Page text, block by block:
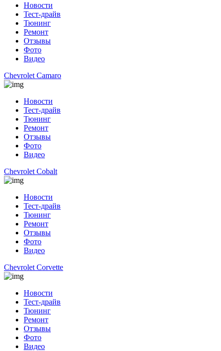
Новости
Тест-драйв
Тюнинг
Ремонт
Отзывы
Фото
Видео
Chevrolet Camaro
Новости
Тест-драйв
Тюнинг
Ремонт
Отзывы
Фото
Видео
Chevrolet Cobalt
Новости
Тест-драйв
Тюнинг
Ремонт
Отзывы
Фото
Видео
Chevrolet Corvette
Новости
Тест-драйв
Тюнинг
Ремонт
Отзывы
Фото
Видео